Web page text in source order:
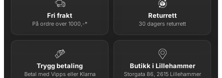
Fri frakt
På ordre over 1000,-*
Returrett
30 dagers returrett
Trygg betaling
Betal med Vipps eller Klarna
Butikk i Lillehammer
Storgata 86, 2615 Lillehammer